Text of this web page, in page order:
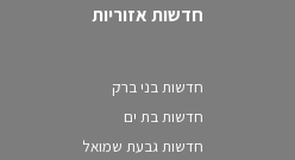
חדשות אזוריות
חדשות בני ברק
חדשות בת ים
חדשות גבעת שמואל